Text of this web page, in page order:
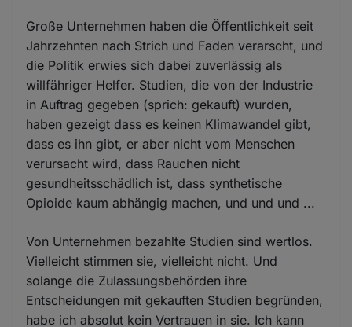
Große Unternehmen haben die Öffentlichkeit seit
Jahrzehnten nach Strich und Faden verarscht, und
die Politik erwies sich dabei zuverlässig als
willfähriger Helfer. Studien, die von der Industrie
in Auftrag gegeben (sprich: gekauft) wurden,
haben gezeigt dass es keinen Klimawandel gibt,
dass es ihn gibt, er aber nicht vom Menschen
verursacht wird, dass Rauchen nicht
gesundheitsschädlich ist, dass synthetische
Opioide kaum abhängig machen, und und und ...
Von Unternehmen bezahlte Studien sind wertlos.
Vielleicht stimmen sie, vielleicht nicht. Und
solange die Zulassungsbehörden ihre
Entscheidungen mit gekauften Studien begründen,
habe ich absolut kein Vertrauen in sie. Ich kann